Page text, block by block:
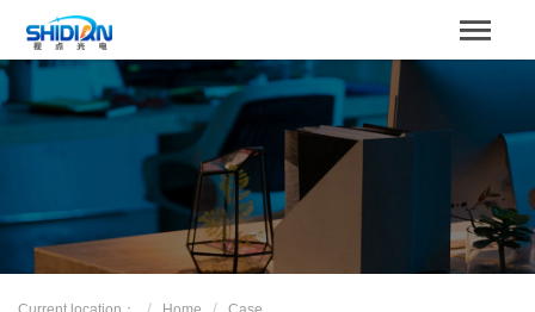
Home
关于我们
Product
Case